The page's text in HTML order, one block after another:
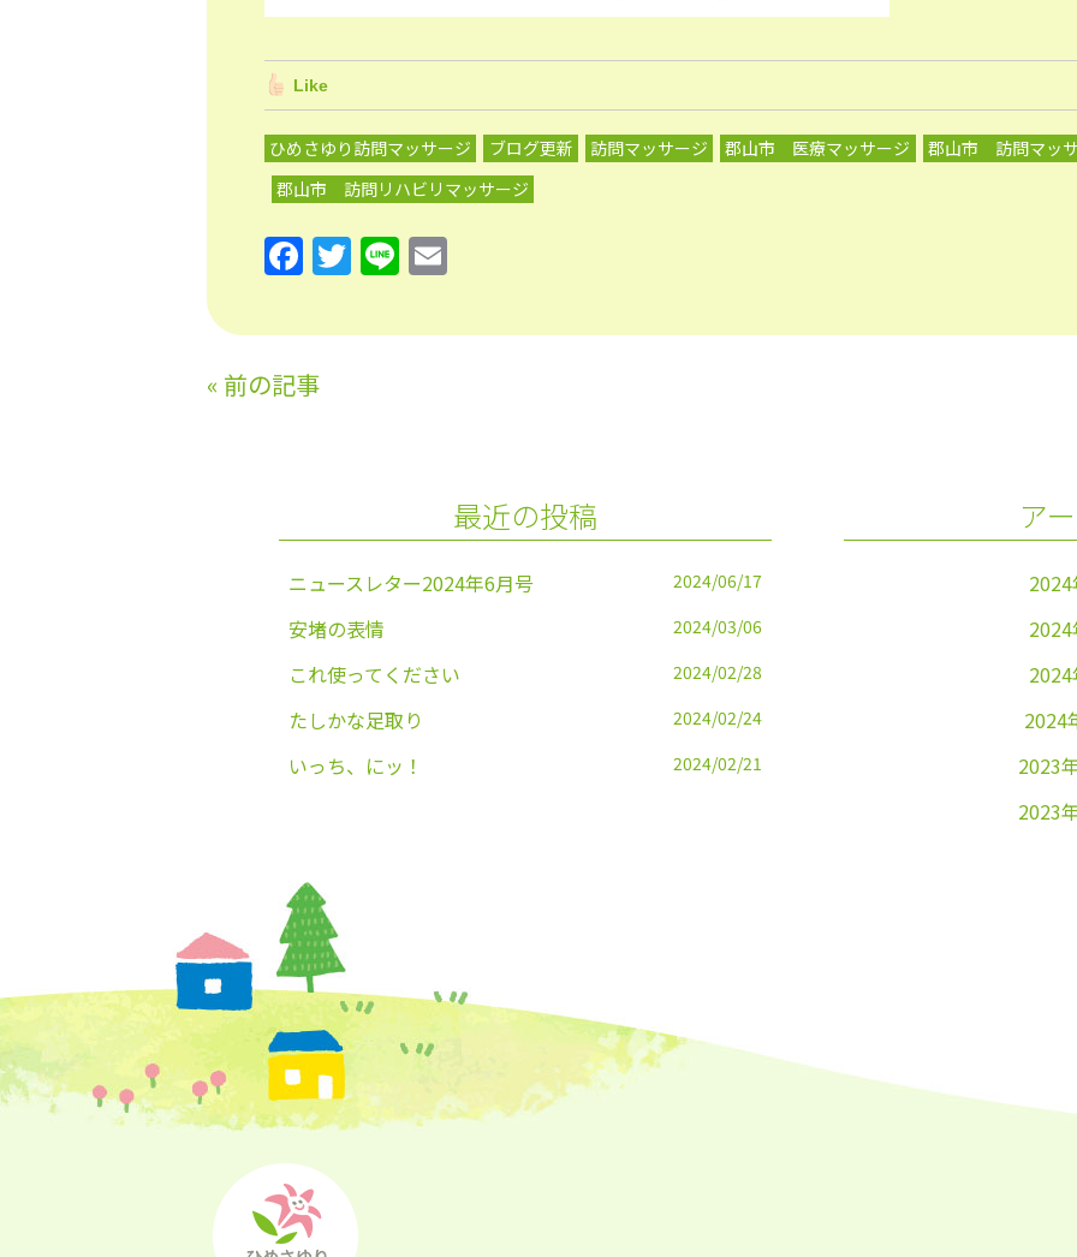
Like
ひめさゆり訪問マッサージ ブログ更新 訪問マッサージ 郡山市 医療マッサージ
郡山市 訪問マッ
郡山市 訪問リハビリマッサージ
F
a
c
e
b
k
T
w
itt
Li
n
e ai
« 前の記事
最近の投稿
ニュースレター2024年6月号 2024/06/17
安堵の表情 2024/03/06
これ使ってください 2024/02/28
たしかな足取り 2024/02/24
いっち、にッ！ 2024/02/21
ア
2024
2023
2023